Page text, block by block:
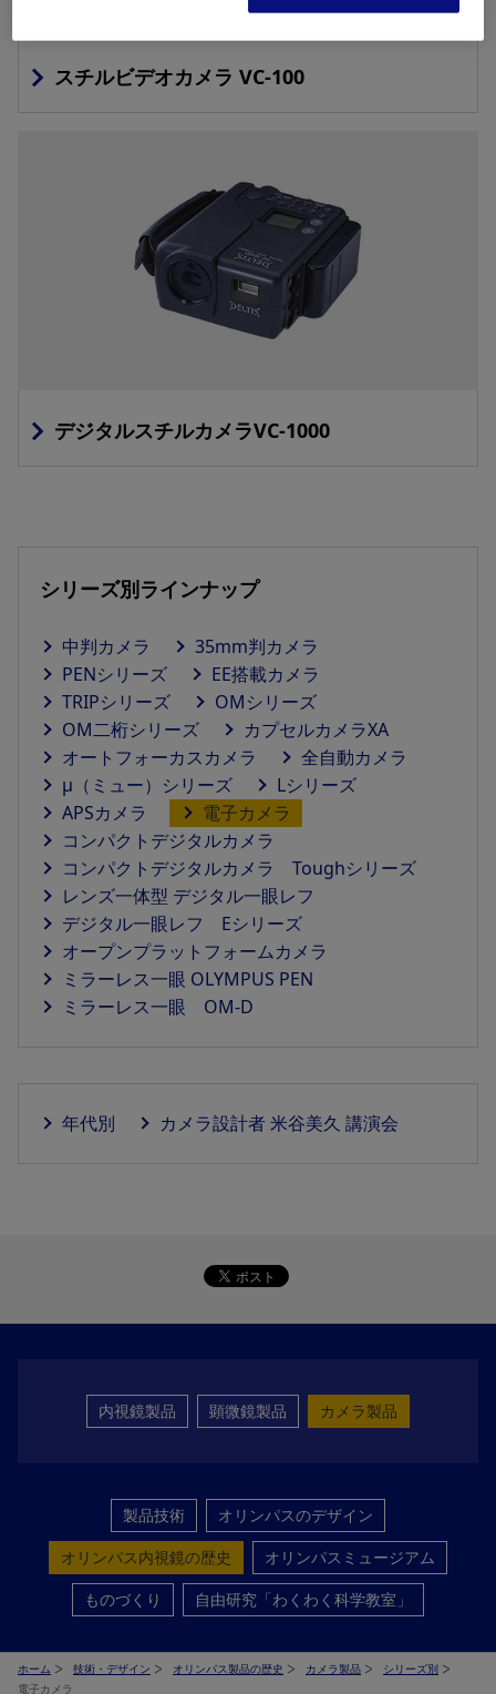
スチルビデオカメラ VC-100
デジタルスチルカメラVC-1000
シリーズ別ラインナップ
中判カメラ
35mm判カメラ
PENシリーズ
EE搭載カメラ
TRIPシリーズ
OMシリーズ
OM二桁シリーズ
カプセルカメラXA
オートフォーカスカメラ
全自動カメラ
μ（ミュー）シリーズ
Lシリーズ
APSカメラ
電子カメラ
コンパクトデジタルカメラ
コンパクトデジタルカメラ Toughシリーズ
レンズ一体型 デジタル一眼レフ
デジタル一眼レフ Eシリーズ
オープンプラットフォームカメラ
ミラーレス一眼 OLYMPUS PEN
ミラーレス一眼 OM-D
年代別 カメラ設計者 米谷美久 講演会
内視鏡製品 顕微鏡製品 カメラ製品
製品技術
オリンパスのデザイン
オリンパス内視鏡の歴史
オリンパスミュージアム
ものづくり
自由研究「わくわく科学教室」
ホーム 技術・デザイン オリンパス製品の歴史 カメラ製品
シリーズ別
電子カメラ